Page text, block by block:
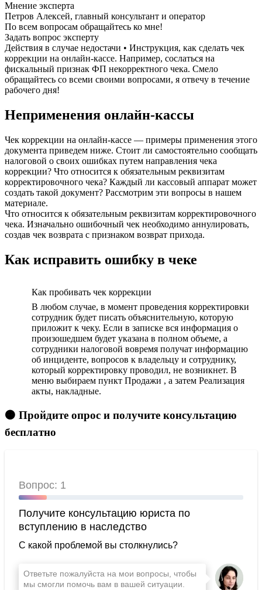
Мнение эксперта
Петров Алексей, главный консультант и оператор
По всем вопросам обращайтесь ко мне!
Задать вопрос эксперту
Действия в случае недостачи • Инструкция, как сделать чек
коррекции на онлайн-кассе. Например, сослаться на
фискальный признак ФП некорректного чека. Смело
обращайтесь со всеми своими вопросами, я отвечу в течение
рабочего дня!
Неприменения онлайн-кассы
Чек коррекции на онлайн-кассе — примеры применения этого
документа приведем ниже. Стоит ли самостоятельно сообщать
налоговой о своих ошибках путем направления чека
коррекции? Что относится к обязательным реквизитам
корректировочного чека? Каждый ли кассовый аппарат может
создать такой документ? Рассмотрим эти вопросы в нашем
материале.
Что относится к обязательным реквизитам корректировочного
чека. Изначально ошибочный чек необходимо аннулировать,
создав чек возврата с признаком возврат прихода.
Как исправить ошибку в чеке
Как пробивать чек коррекции
В любом случае, в момент проведения корректировки
сотрудник будет писать объяснительную, которую
приложит к чеку. Если в записке вся информация о
произошедшем будет указана в полном объеме, а
сотрудники налоговой вовремя получат информацию
об инциденте, вопросов к владельцу и сотруднику,
который корректировку проводил, не возникнет. В
меню выбираем пункт Продажи , а затем Реализация
акты, накладные.
🟠 Пройдите опрос и получите консультацию
бесплатно